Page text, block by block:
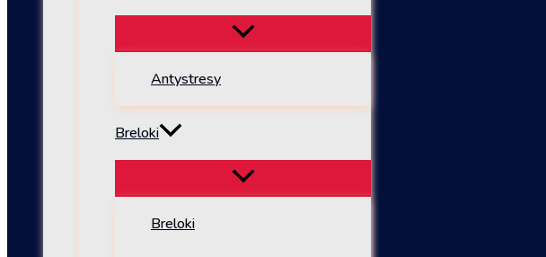
Antystresy
Breloki
Breloki